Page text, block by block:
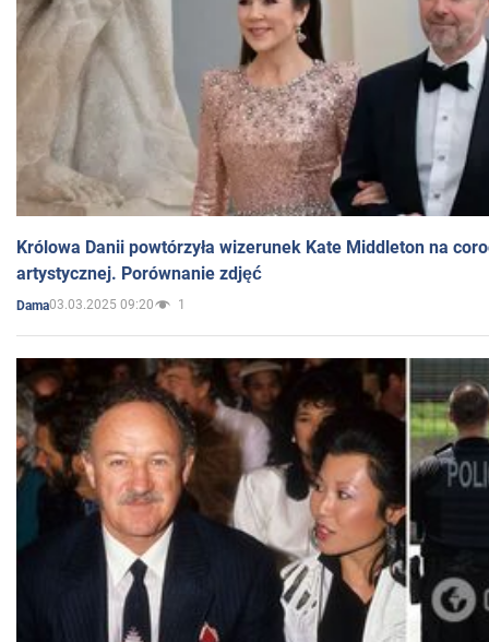
Królowa Danii powtórzyła wizerunek Kate Middleton na
artystycznej. Porównanie zdjęć
Dama03.03.2025 09:20 1